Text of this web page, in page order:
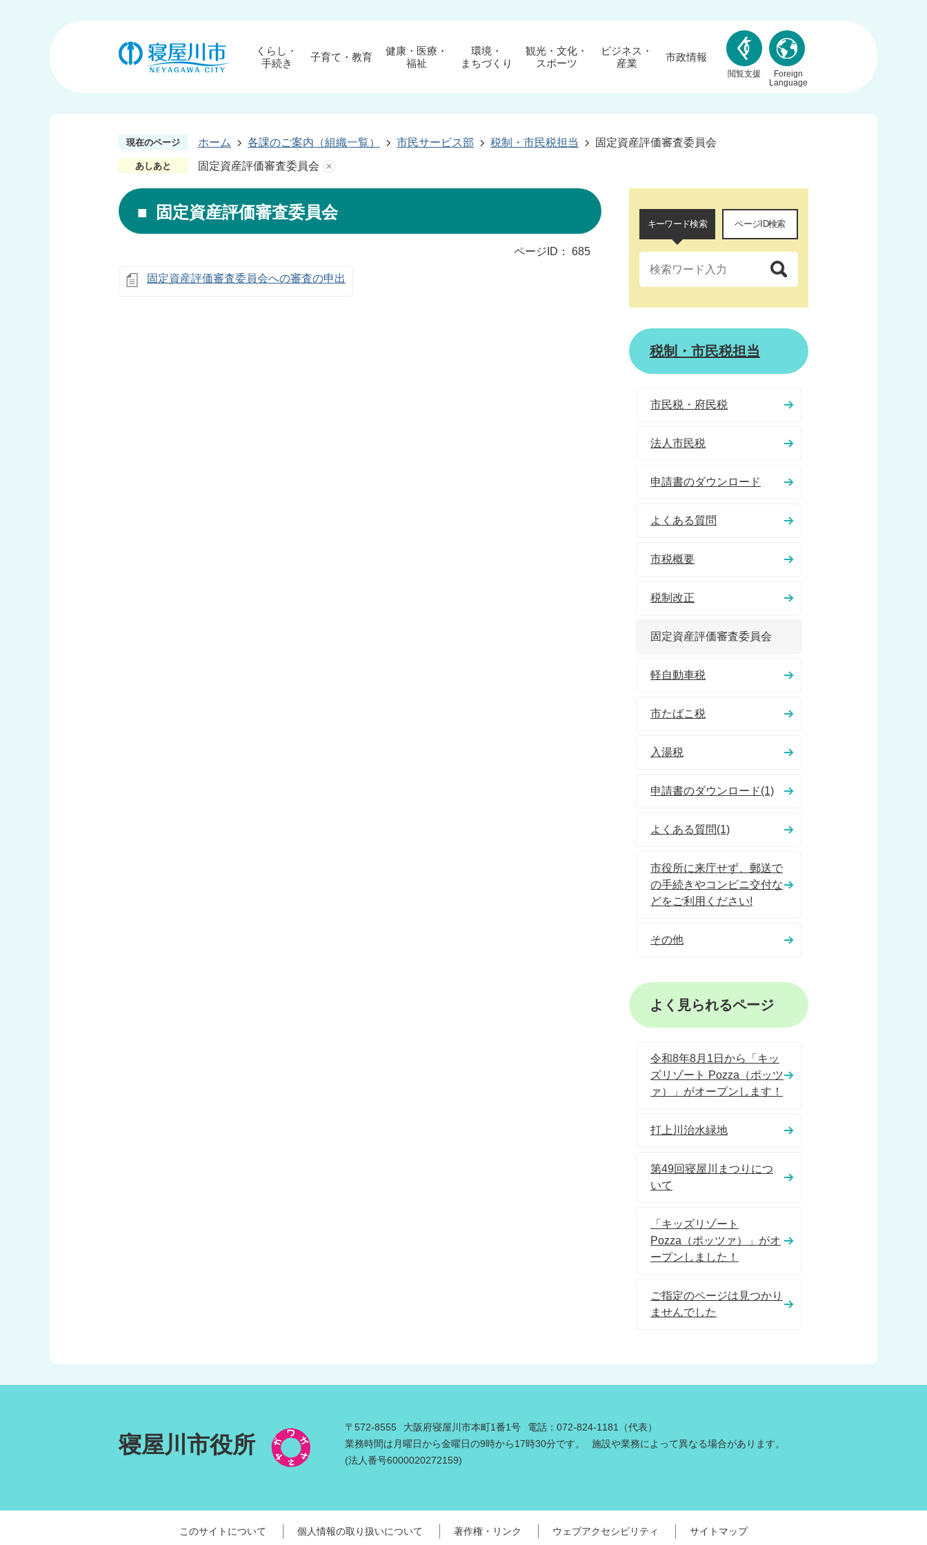
くらし・
手続き
子育て・教育
健康・医療・
福祉
環境・
まちづくり
観光・文化・
スポーツ
ビジネス・
産業
市政情報
閲覧支援
Foreign
Language
現在のページ ホーム 各課のご案内（組織一覧） 市民サービス部 税制・市民税担当 固定資産評価審査委員会
あしあと 固定資産評価審査委員会
固定資産評価審査委員会
ページID： 685
固定資産評価審査委員会への審査の申出
キーワード検索 ページID検索
税制・市民税担当
市民税・府民税
法人市民税
申請書のダウンロード
よくある質問
市税概要
税制改正
固定資産評価審査委員会
軽自動車税
市たばこ税
入湯税
申請書のダウンロード(1)
よくある質問(1)
市役所に来庁せず、郵送で
の手続きやコンビニ交付な
どをご利用ください!
その他
よく見られるページ
令和8年8月1日から「キッ
ズリゾート Pozza（ポッツ
ァ）」がオープンします！
打上川治水緑地
第49回寝屋川まつりにつ
いて
「キッズリゾート
Pozza（ポッツァ）」がオ
ープンしました！
ご指定のページは見つかり
ませんでした
寝屋川市役所
〒572-8555 大阪府寝屋川市本町1番1号
電話：072-824-1181（代表）
業務時間は月曜日から金曜日の9時から17時30分です。
施設や業務によって異なる場合があります。
(法人番号6000020272159)
このサイトについて 個人情報の取り扱いについて 著作権・リンク ウェブアクセシビリティ サイトマップ